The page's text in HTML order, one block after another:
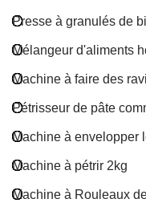
Presse à granulés de
Mélangeur d'aliments
Machine à faire des
Pétrisseur de pâte
Machine à envelopper
Machine à pétrir 2kg
Machine à Rouleaux